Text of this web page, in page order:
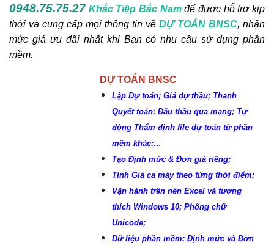
0948.75.75.27 Khắc Tiệp Bắc Namđể được hỗ trợ kịp
thời và cung cấp mọi thông tin về DỰ TOÁN BNSC, nhận
mức giá ưu đãi nhất khi Bạn có nhu cầu sử dụng phần
mềm.
DỰ TOÁN BNSC
Lập Dự toán; Giá dự thầu; Thanh
Quyết toán; Đấu thầu qua mạng; Tự
động Thẩm định file dự toán từ phần
mềm khác;…
Tạo Định mức & Đơn giá riêng;
Tính Giá ca máy theo từng thời điểm;
Vận hành trên nền Excel và tương
thích Windows 10; Phông chữ
Unicode;
Dữ liệu phần mềm: Định mức và Đơn